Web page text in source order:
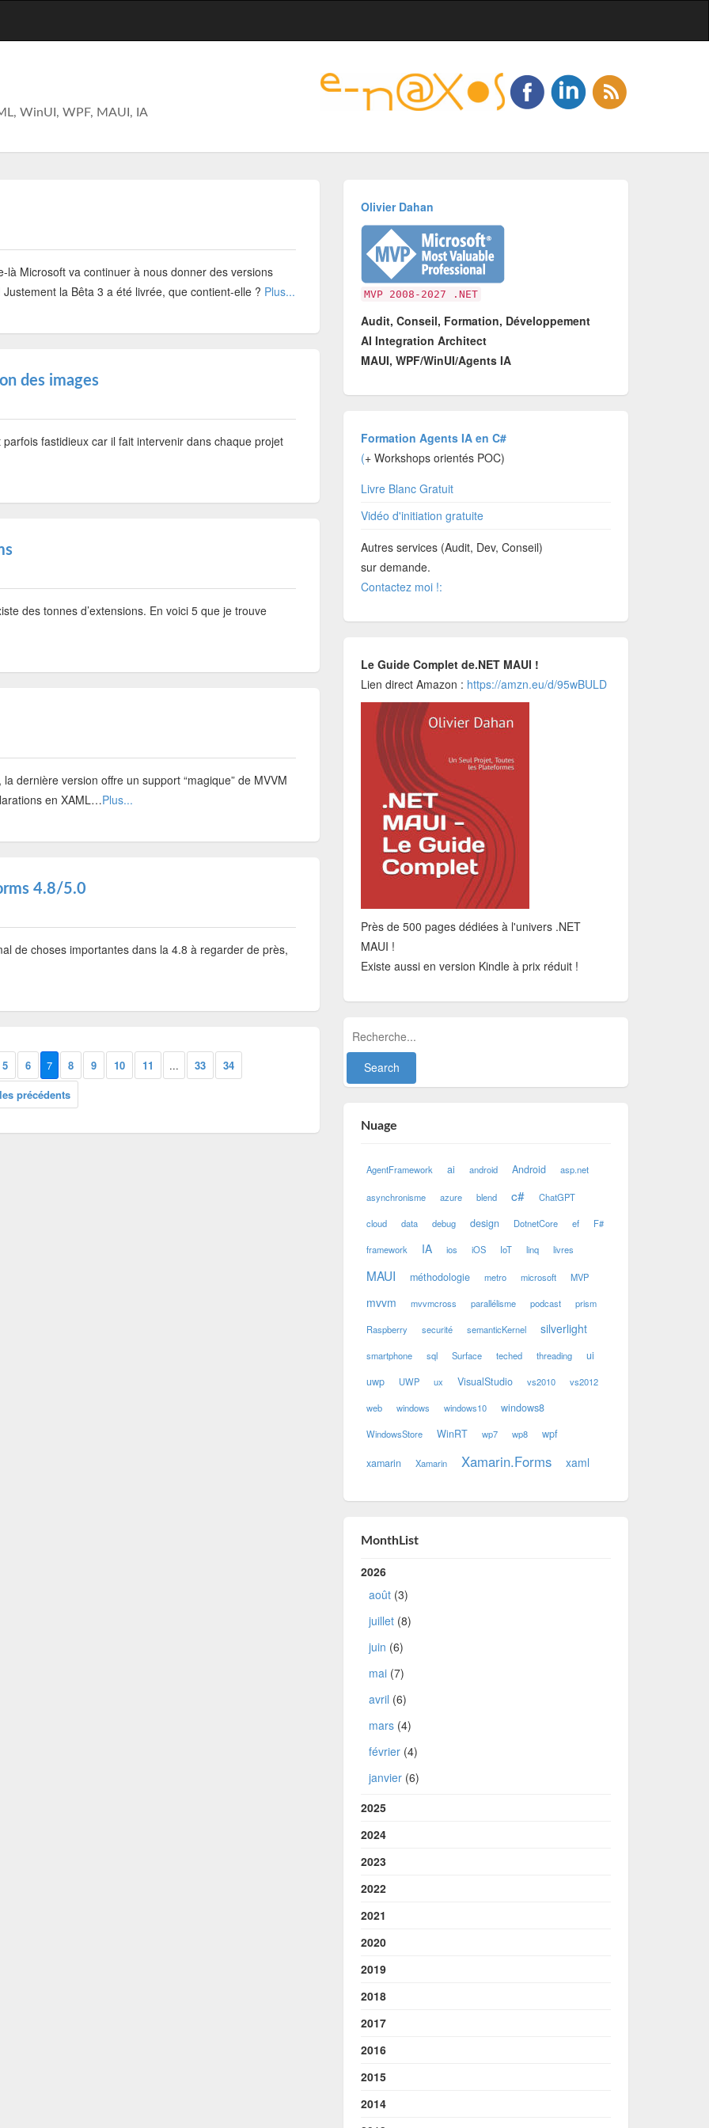
WinUI, WPF, MAUI, IA
Microsoft va continuer à nous donner des versions
la Bêta 3 a été livrée, que contient-elle ? Plus...
des images
fastidieux car il fait intervenir dans chaque projet
des tonnes d’extensions. En voici 5 que je trouve
dernière version offre un support “magique” de MVVM
en XAML…Plus...
4.8/5.0
de choses importantes dans la 4.8 à regarder de près,
5 6 7 8 9 10 11 ... 33
34
précédents
Olivier Dahan
MVP 2008-2027 .NET
Audit, Conseil, Formation, Développement
AI Integration Architect
MAUI, WPF/WinUI/Agents IA
Formation Agents IA en C#
(+ Workshops orientés POC)
Livre Blanc Gratuit
Vidéo d'initiation gratuite
Autres services (Audit, Dev, Conseil)
sur demande.
Contactez moi !:
Le Guide Complet de.NET MAUI !
Lien direct Amazon : https://amzn.eu/d/95wBULD
Près de 500 pages dédiées à l'univers .NET
MAUI !
Existe aussi en version Kindle à prix réduit !
Nuage
AgentFramework ai android Android asp.net
asynchronisme azure blend c# ChatGPT
cloud data debug design DotnetCore ef F#
framework IA ios iOS IoT linq livres
MAUI méthodologie metro microsoft MVP
mvvm mvvmcross parallélisme podcast prism
Raspberry securité semanticKernel silverlight
smartphone sql Surface teched threading
ui
uwp
UWP ux VisualStudio vs2010 vs2012
web windows windows10 windows8
WindowsStore WinRT wp7 wp8 wpf
xamarin Xamarin Xamarin.Forms xaml
MonthList
2026
août(3)
juillet(8)
juin (6)
mai(7)
avril (6)
mars(4)
février(4)
janvier(6)
2025
2024
2023
2022
2021
2020
2019
2018
2017
2016
2015
2014